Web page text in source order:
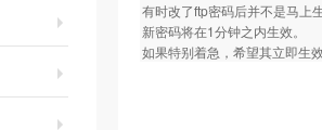
有时改了ftp密码后并不是马上
新密码将在1分钟之内生效。
如果特别着急，希望其立即生